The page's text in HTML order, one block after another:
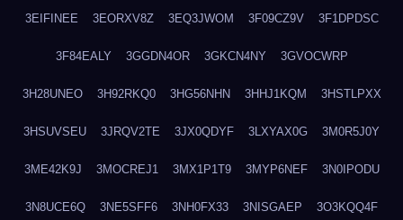
3EIFINEE 3EORXV8Z 3EQ3JWOM 3F09CZ9V 3F1DPDSC
3F84EALY 3GGDN4OR 3GKCN4NY 3GVOCWRP
3H28UNEO 3H92RKQ0 3HG56NHN 3HHJ1KQM 3HSTLPXX
3HSUVSEU 3JRQV2TE 3JX0QDYF 3LXYAX0G 3M0R5J0Y
3ME42K9J 3MOCREJ1 3MX1P1T9 3MYP6NEF 3N0IPODU
3N8UCE6Q 3NE5SFF6 3NH0FX33 3NISGAEP 3O3KQQ4F